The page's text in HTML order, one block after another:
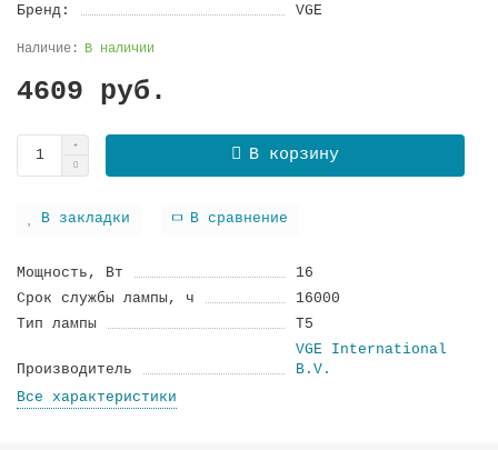
Бренд:
VGE
В наличии
4609 руб.
В корзину
В закладки В сравнение
Мощность, Вт
16
Срок службы лампы, ч
16000
Тип лампы
T5
Производитель
VGE International
B.V.
Все характеристики